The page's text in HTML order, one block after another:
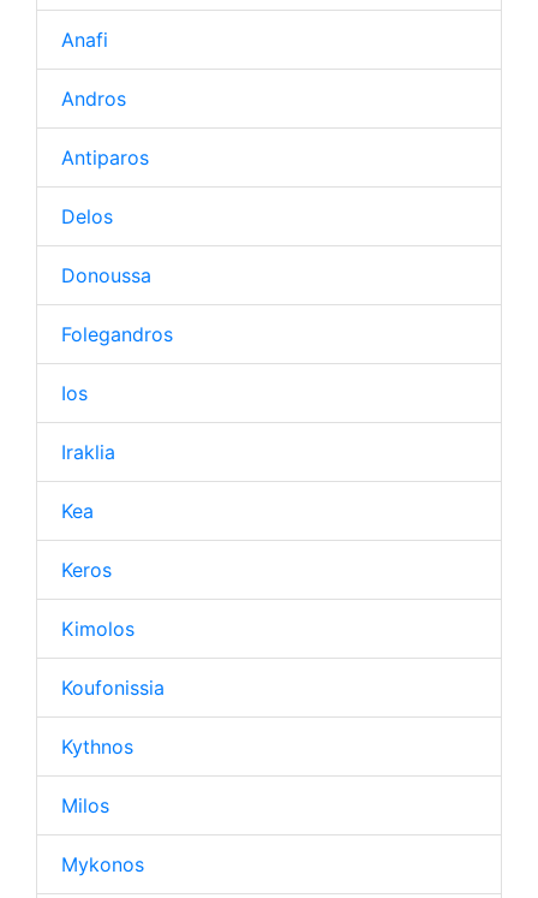
Anafi
Andros
Antiparos
Delos
Donoussa
Folegandros
Ios
Iraklia
Kea
Keros
Kimolos
Koufonissia
Kythnos
Milos
Mykonos